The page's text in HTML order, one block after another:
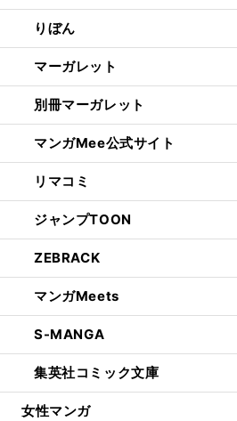
りぼん
マーガレット
別冊マーガレット
マンガMee公式サイト
リマコミ
ジャンプTOON
ZEBRACK
マンガMeets
S-MANGA
集英社コミック文庫
女性マンガ